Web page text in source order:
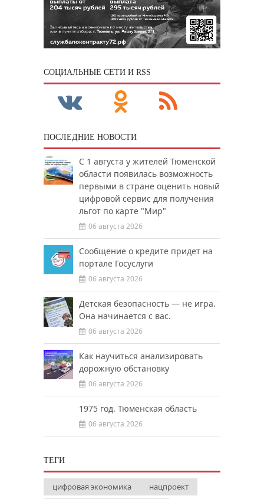
CОЦИАЛЬНЫЕ СЕТИ И RSS
ПОСЛЕДНИЕ НОВОСТИ
С 1 августа у жителей Тюменской
области появилась возможность
первыми в стране оценить новый
цифровой сервис для получения
льгот по карте "Мир"
06 августа 2026
Сообщение о кредите придет на
портале Госуслуги
06 августа 2026
Детская безопасность — не игра.
Она начинается с вас.
06 августа 2026
Как научиться анализировать
дорожную обстановку
06 августа 2026
1975 год. Тюменская область
06 августа 2026
ТЕГИ
цифровая экономика
нацпроект